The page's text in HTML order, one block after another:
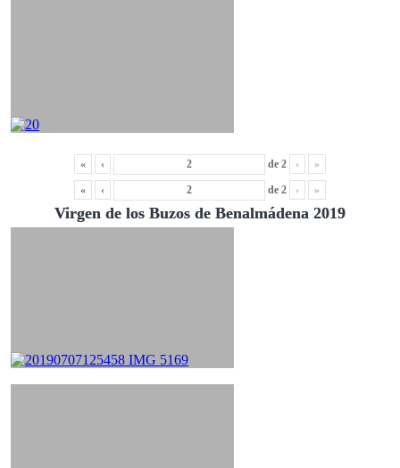
« ‹ de 2 › »
« ‹ de 2 › »
Virgen de los Buzos de Benalmádena 2019